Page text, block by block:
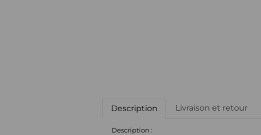
Description Livraison et retour
Description :